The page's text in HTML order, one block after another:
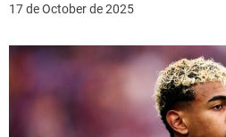
17 de October de 2025